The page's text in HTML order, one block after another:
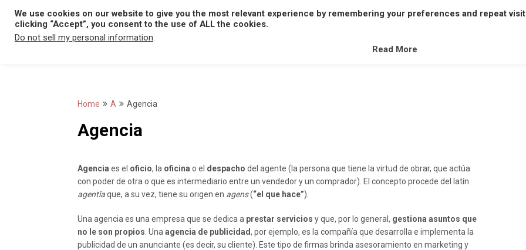
content
A B C D E F G H I J K L M
Home A Agencia
Agencia
Agencia es el oficio, la oficina o el despacho del agente (la persona que tiene la virtud de obrar, que actúa
con poder de otra o que es intermediario entre un vendedor y un comprador). El concepto procede del latín
agentĭaque, a su vez, tiene su origen en agens(“el que hace”).
Una agencia es una empresa que se dedica a prestar servicios y que, por lo general, gestiona asuntos que
no le son propios . Una agencia de publicidad, por ejemplo, es la compañía que desarrolla e implementa la
publicidad de un anunciante (es decir, su cliente). Este tipo de firmas brinda asesoramiento en marketing y
We use cookies on our website to give you the most relevant experience by remembering your preferences and repeat
clicking “Accept”, you consent to the use of ALL the cookies.
Do not sell my personal information.
Read More